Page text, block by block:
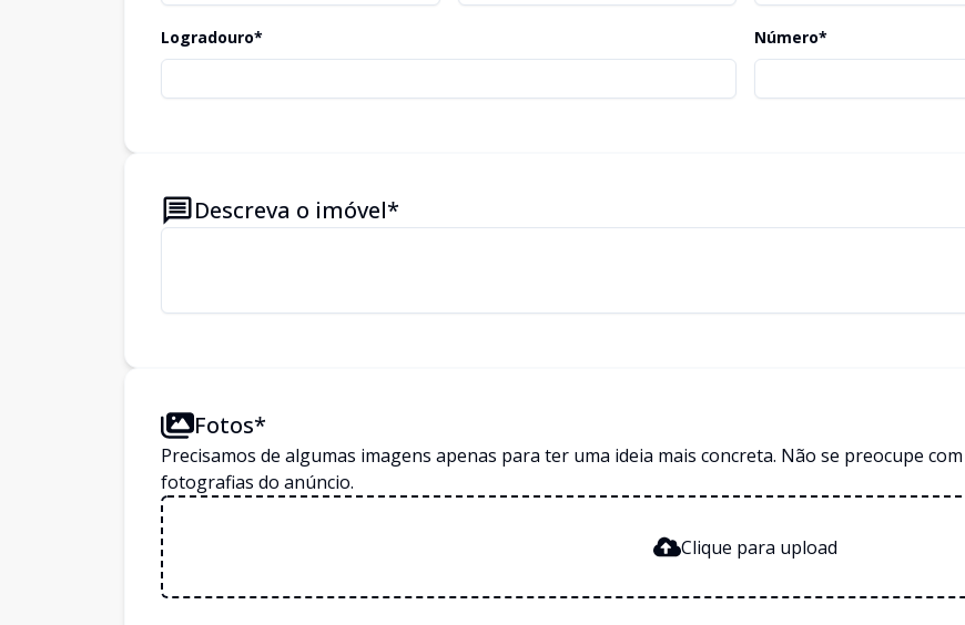
Logradouro* Número*
Descreva o imóvel*
Fotos*
Precisamos de algumas imagens apenas para ter uma ideia mais concreta. Não se preocupe
fotografias do anúncio.
Clique para upload